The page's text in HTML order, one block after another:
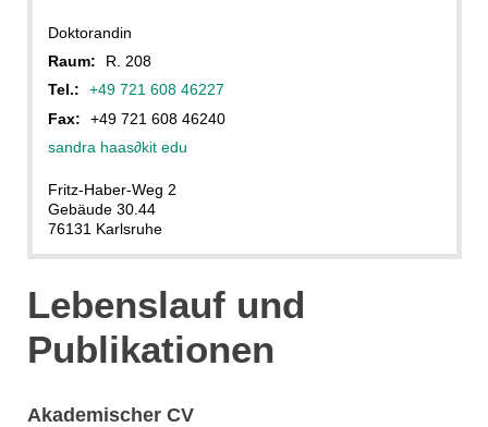
Doktorandin
Raum:
R. 208
Tel.:
+49 721 608 46227
Fax:
+49 721 608 46240
sandra haas∂kit edu
Fritz-Haber-Weg 2
Gebäude 30.44
76131 Karlsruhe
Lebenslauf und
Publikationen
Akademischer CV